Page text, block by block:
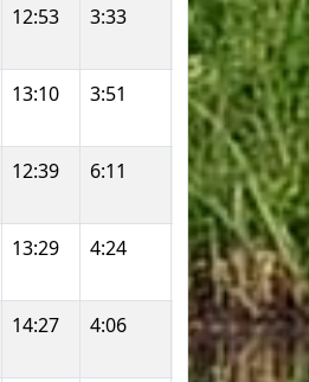
12:53 3:33 2:50
13:10 3:51 2:56
12:39 6:11 3:40
13:29 4:24 2:50
14:27 4:06 3:23